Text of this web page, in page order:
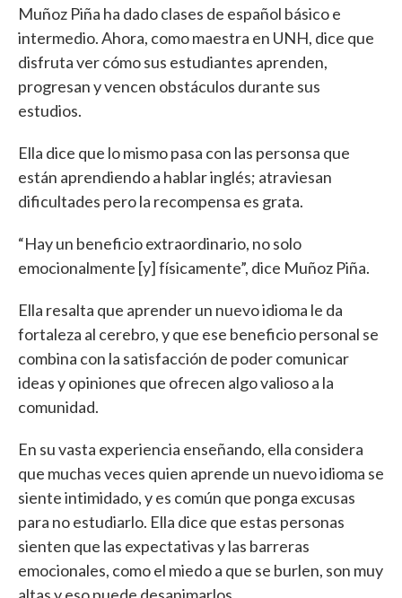
Muñoz Piña ha dado clases de español básico e
intermedio. Ahora, como maestra en UNH, dice que
disfruta ver cómo sus estudiantes aprenden,
progresan y vencen obstáculos durante sus
estudios.
Ella dice que lo mismo pasa con las personsa que
están aprendiendo a hablar inglés; atraviesan
dificultades pero la recompensa es grata.
“Hay un beneficio extraordinario, no solo
emocionalmente [y] físicamente”, dice Muñoz Piña.
Ella resalta que aprender un nuevo idioma le da
fortaleza al cerebro, y que ese beneficio personal se
combina con la satisfacción de poder comunicar
ideas y opiniones que ofrecen algo valioso a la
comunidad.
En su vasta experiencia enseñando, ella considera
que muchas veces quien aprende un nuevo idioma se
siente intimidado, y es común que ponga excusas
para no estudiarlo. Ella dice que estas personas
sienten que las expectativas y las barreras
emocionales, como el miedo a que se burlen, son muy